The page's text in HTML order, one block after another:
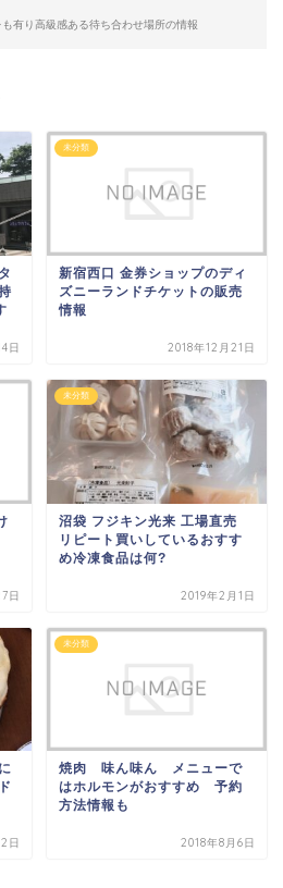
有り高級感ある待ち合わせ場所の情報
日
未分類
新宿西口 金券ショップのディ
ズニーランドチケットの販売
情報
2018年12月21日
日
未分類
沼袋 フジキン光来 工場直売
リピート買いしているおすす
め冷凍食品は何?
2019年2月1日
日
未分類
焼肉 味ん味ん メニューで
はホルモンがおすすめ 予約
方法情報も
2018年8月6日